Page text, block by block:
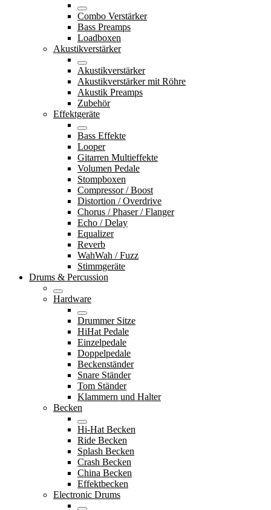
Combo Verstärker
Bass Preamps
Loadboxen
Akustikverstärker
Akustikverstärker
Akustikverstärker mit Röhre
Akustik Preamps
Zubehör
Effektgeräte
Bass Effekte
Looper
Gitarren Multieffekte
Volumen Pedale
Stompboxen
Compressor / Boost
Distortion / Overdrive
Chorus / Phaser / Flanger
Echo / Delay
Equalizer
Reverb
WahWah / Fuzz
Stimmgeräte
Drums & Percussion
Hardware
Drummer Sitze
HiHat Pedale
Einzelpedale
Doppelpedale
Beckenständer
Snare Ständer
Tom Ständer
Klammern und Halter
Becken
Hi-Hat Becken
Ride Becken
Splash Becken
Crash Becken
China Becken
Effektbecken
Electronic Drums